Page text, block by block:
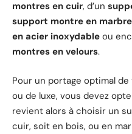
montres en cuir, d’un
support montre en marbre
en acier inoxydable ou
montres en velours.
Pour un portage optimal
ou de luxe, vous devez
revient alors à choisir un
cuir, soit en bois, ou en